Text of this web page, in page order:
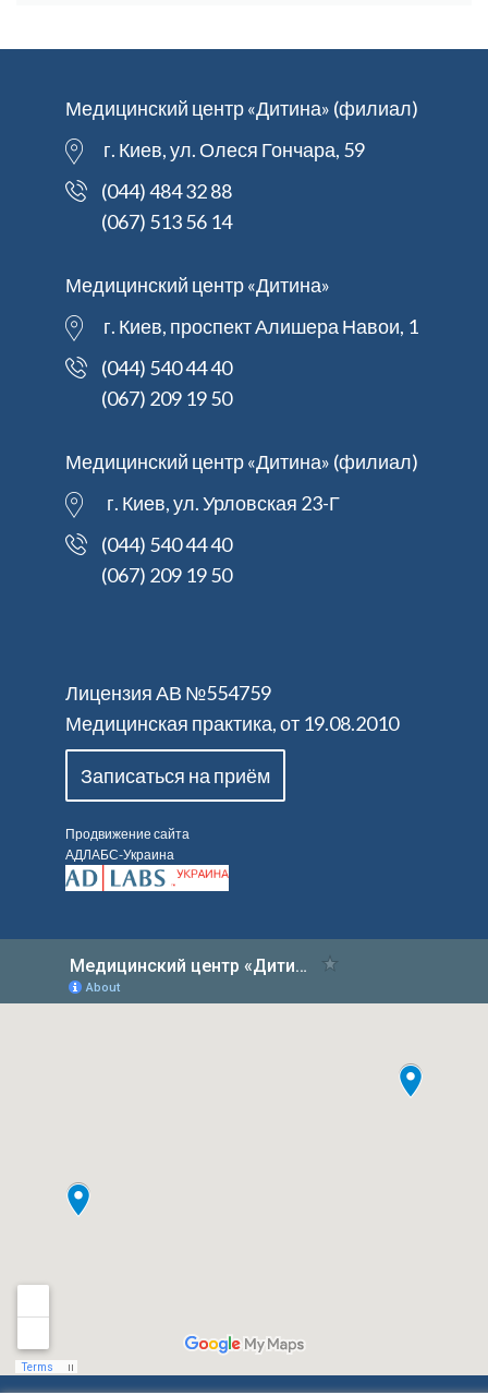
Медицинский центр «Дитина» (филиал)
г. Киев, ул. Олеся Гончара, 59
(044) 484 32 88
(067) 513 56 14
Медицинский центр «Дитина»
г. Киев, проспект Алишера Навои, 1
(044) 540 44 40
(067) 209 19 50
Медицинский центр «Дитина» (филиал)
г. Киев, ул. Урловская 23-Г
(044) 540 44 40
(067) 209 19 50
Лицензия АВ №554759
Медицинская практика, от 19.08.2010
Записаться на приём
Продвижение сайта
АДЛАБС-Украина